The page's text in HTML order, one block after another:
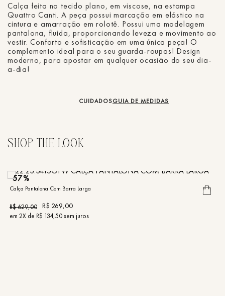
Calça feita no tecido plano, em viscose, na estampa
Quattro Canti. A peça possui marcação em elástico na
cintura e amarração em rolotê. Possui uma modelagem
pantalona, fluida, proporcionando leveza e movimento ao
vestir. Conforto e sofisticação em uma única peça! O
complemento ideal para o seu guarda-roupas! Design
moderno, para apostar em qualquer ocasião do seu dia-
a-dia!
CUIDADOSGUIA DE MEDIDAS
57%
Calça Pantalona Com Barra Larga
R$629,00 R$ 269,00
em 2X de R$ 134,50sem juros